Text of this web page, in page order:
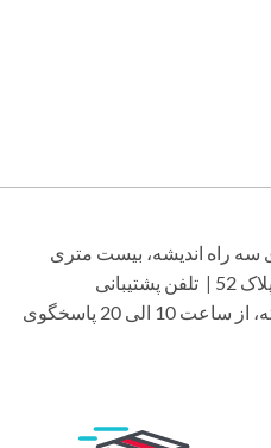
راه اندیشه، بیست متری
مارلیک(کسری)، کوچه گلستان، پلاک 52 | تلفن پشتیبانی
65105088-021 | ایام کاری هفته، از ساعت 10 الی 20 پاسخگوی